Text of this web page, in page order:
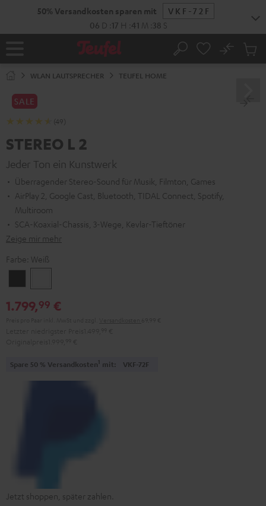
Startseite Suche
No
WLAN LAUTSPRECHER TEUFEL HOME
SALE
(49)
STEREO L 2
Jeder Ton ein Kunstwerk
Überragender Stereo-Sound für Musik, Filmton, Games
AirPlay 2, Google Cast, Bluetooth, TIDAL Connect, Spotify,
Multiroom
SCA-Koaxial-Chassis, 3-Wege, Kevlar-Tieftöner
Zeige mir mehr
Farbe: Weiß
1.799,99 €
Spare 50 % Versandkosten1 mit: VKF-72F
Jetzt shoppen, später zahlen.